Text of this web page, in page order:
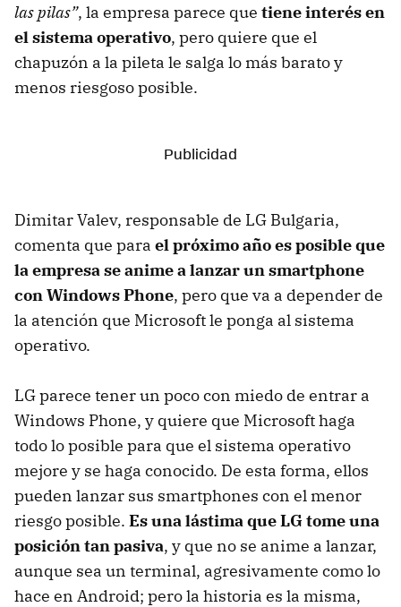
las pilas”, la empresa parece que tiene interés en
el sistema operativo, pero quiere que el
chapuzón a la pileta le salga lo más barato y
menos riesgoso posible.
Dimitar Valev, responsable de LG Bulgaria,
comenta que para el próximo año es posible que
la empresa se anime a lanzar un smartphone
con Windows Phone, pero que va a depender de
la atención que Microsoft le ponga al sistema
operativo.
LG parece tener un poco con miedo de entrar a
Windows Phone, y quiere que Microsoft haga
todo lo posible para que el sistema operativo
mejore y se haga conocido. De esta forma, ellos
pueden lanzar sus smartphones con el menor
riesgo posible. Es una lástima que LG tome una
posición tan pasiva, y que no se anime a lanzar,
aunque sea un terminal, agresivamente como lo
hace en Android; pero la historia es la misma,